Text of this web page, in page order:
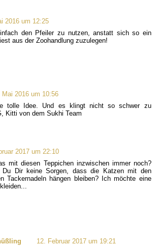
2016 um 12:25
den Pfeiler zu nutzen, anstatt sich so ein
aus der Zoohandlung zuzulegen!
Mai 2016 um 10:56
tolle Idee. Und es klingt nicht so schwer zu
Kitti von dem Sukhi Team
2017 um 22:10
mit diesen Teppichen inzwischen immer noch?
Du Dir keine Sorgen, dass die Katzen mit den
Tackernadeln hängen bleiben? Ich möchte eine
12. Februar 2017 um 19:21